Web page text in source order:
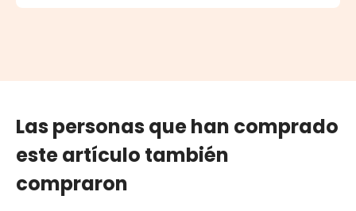
Las personas que han comprado
este artículo también
compraron